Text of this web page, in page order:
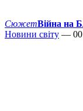
СюжетВійна на
Новини світу —